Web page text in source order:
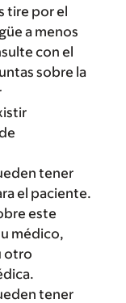
tire por el
a menos
con el
sobre la
tener
el paciente.
este
médico,
otro
tener